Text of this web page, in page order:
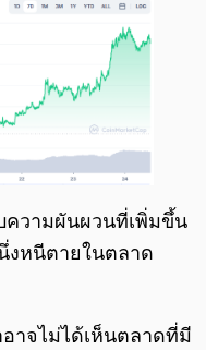
ความผันผวนที่เพิ่มขึ้น
งหนีตายในตลาด
าจไม่ได้เห็นตลาดที่มี